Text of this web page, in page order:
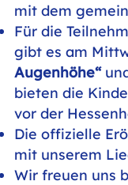
mit dem
Für die
gibt es am
Augenhöhe“
bieten die
vor der
Die offizielle
mit unserem
Wir freuen uns